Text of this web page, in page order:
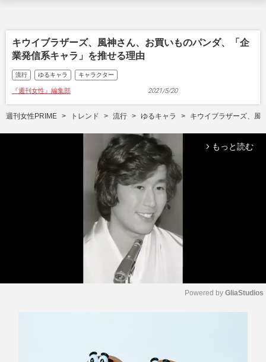
キウイブラザーズ、風神さん、お買いものパンダ、「企
業発信系キャラ」を推せる理由
流行 ゆるキャラ キャラクター
『週刊女性』編集部 2021/5/20
週刊女性PRIME トレンド 流行 ゆるキャラ キウイブラザーズ、風
arrow_forward_ios もっと読む
Powered by GliaStudios